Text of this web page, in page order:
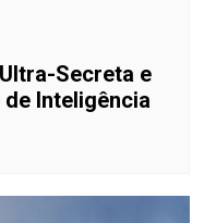
Secreta e
Inteligência